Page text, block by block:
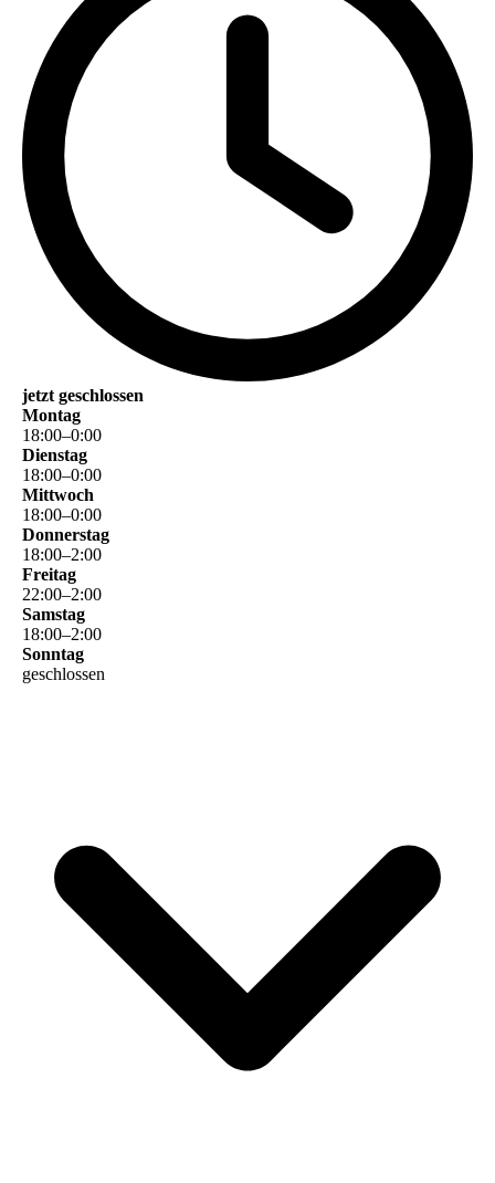
jetzt geschlossen
Montag
18:00–0:00
Dienstag
18:00–0:00
Mittwoch
18:00–0:00
Donnerstag
18:00–2:00
Freitag
22:00–2:00
Samstag
18:00–2:00
Sonntag
geschlossen